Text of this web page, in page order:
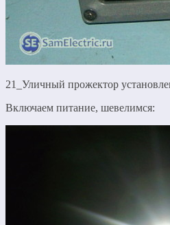
21_Уличный прожектор
Включаем питание, шевелимся: